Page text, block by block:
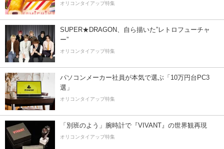
オリコンタイアップ特集
SUPER★DRAGON、自ら描いた”レトロフューチャ
ー”
オリコンタイアップ特集
パソコンメーカー社員が本気で選ぶ「10万円台PC3
選」
オリコンタイアップ特集
「別班のよう」腕時計で『VIVANT』の世界観再現
オリコンタイアップ特集